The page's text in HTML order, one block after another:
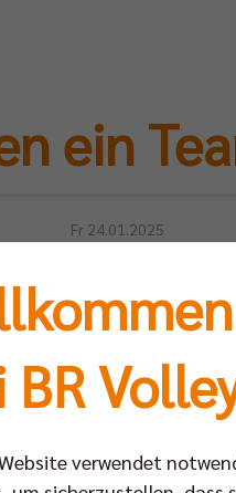
ein
Fr 24.01.2025
BR
verwendet